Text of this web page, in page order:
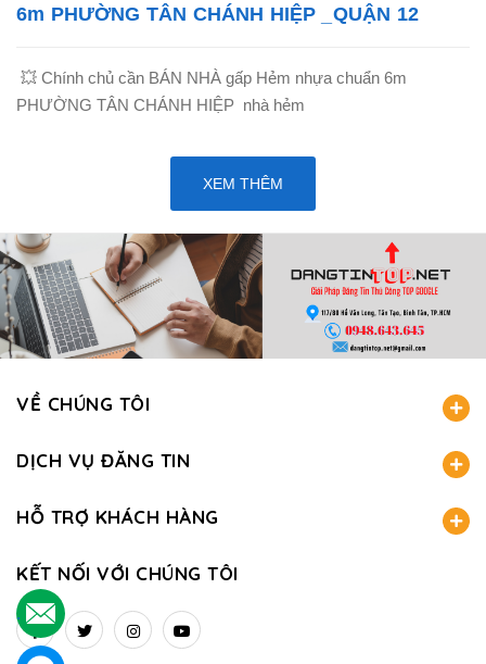
6m PHƯỜNG TÂN CHÁNH HIỆP _QUẬN 12
💥 Chính chủ cần BÁN NHÀ gấp Hẻm nhựa chuẩn 6m
PHƯỜNG TÂN CHÁNH HIỆP nhà hẻm
XEM THÊM
VỀ CHÚNG TÔI
DỊCH VỤ ĐĂNG TIN
HỖ TRỢ KHÁCH HÀNG
KẾT NỐI VỚI CHÚNG TÔI
.